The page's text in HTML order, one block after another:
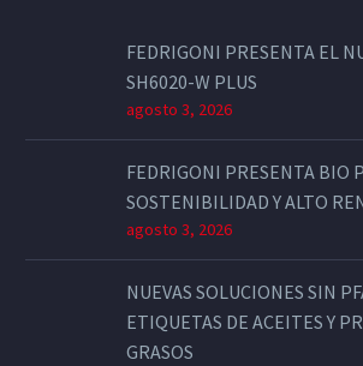
FEDRIGONI PRESENTA EL
SH6020-W PLUS
agosto 3, 2026
FEDRIGONI PRESENTA BIO
SOSTENIBILIDAD Y ALTO
agosto 3, 2026
NUEVAS SOLUCIONES SIN
ETIQUETAS DE ACEITES Y
GRASOS